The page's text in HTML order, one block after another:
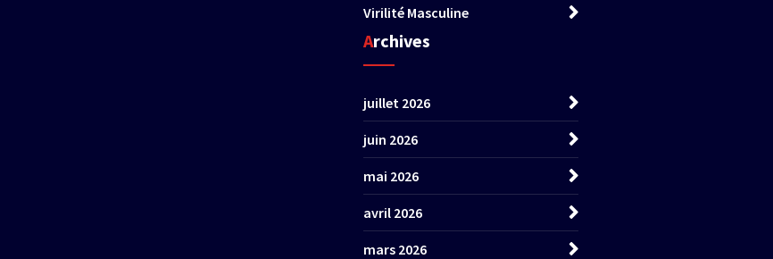
Virilité Masculine
Archives
juillet 2026
juin 2026
mai 2026
avril 2026
mars 2026